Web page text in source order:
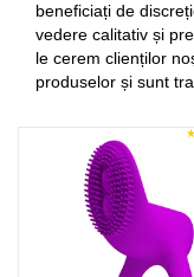
beneficiați de
vedere calitativ și
le cerem clienților
produselor și sunt